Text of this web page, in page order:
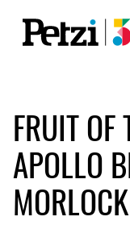
FRUIT
APOLLO